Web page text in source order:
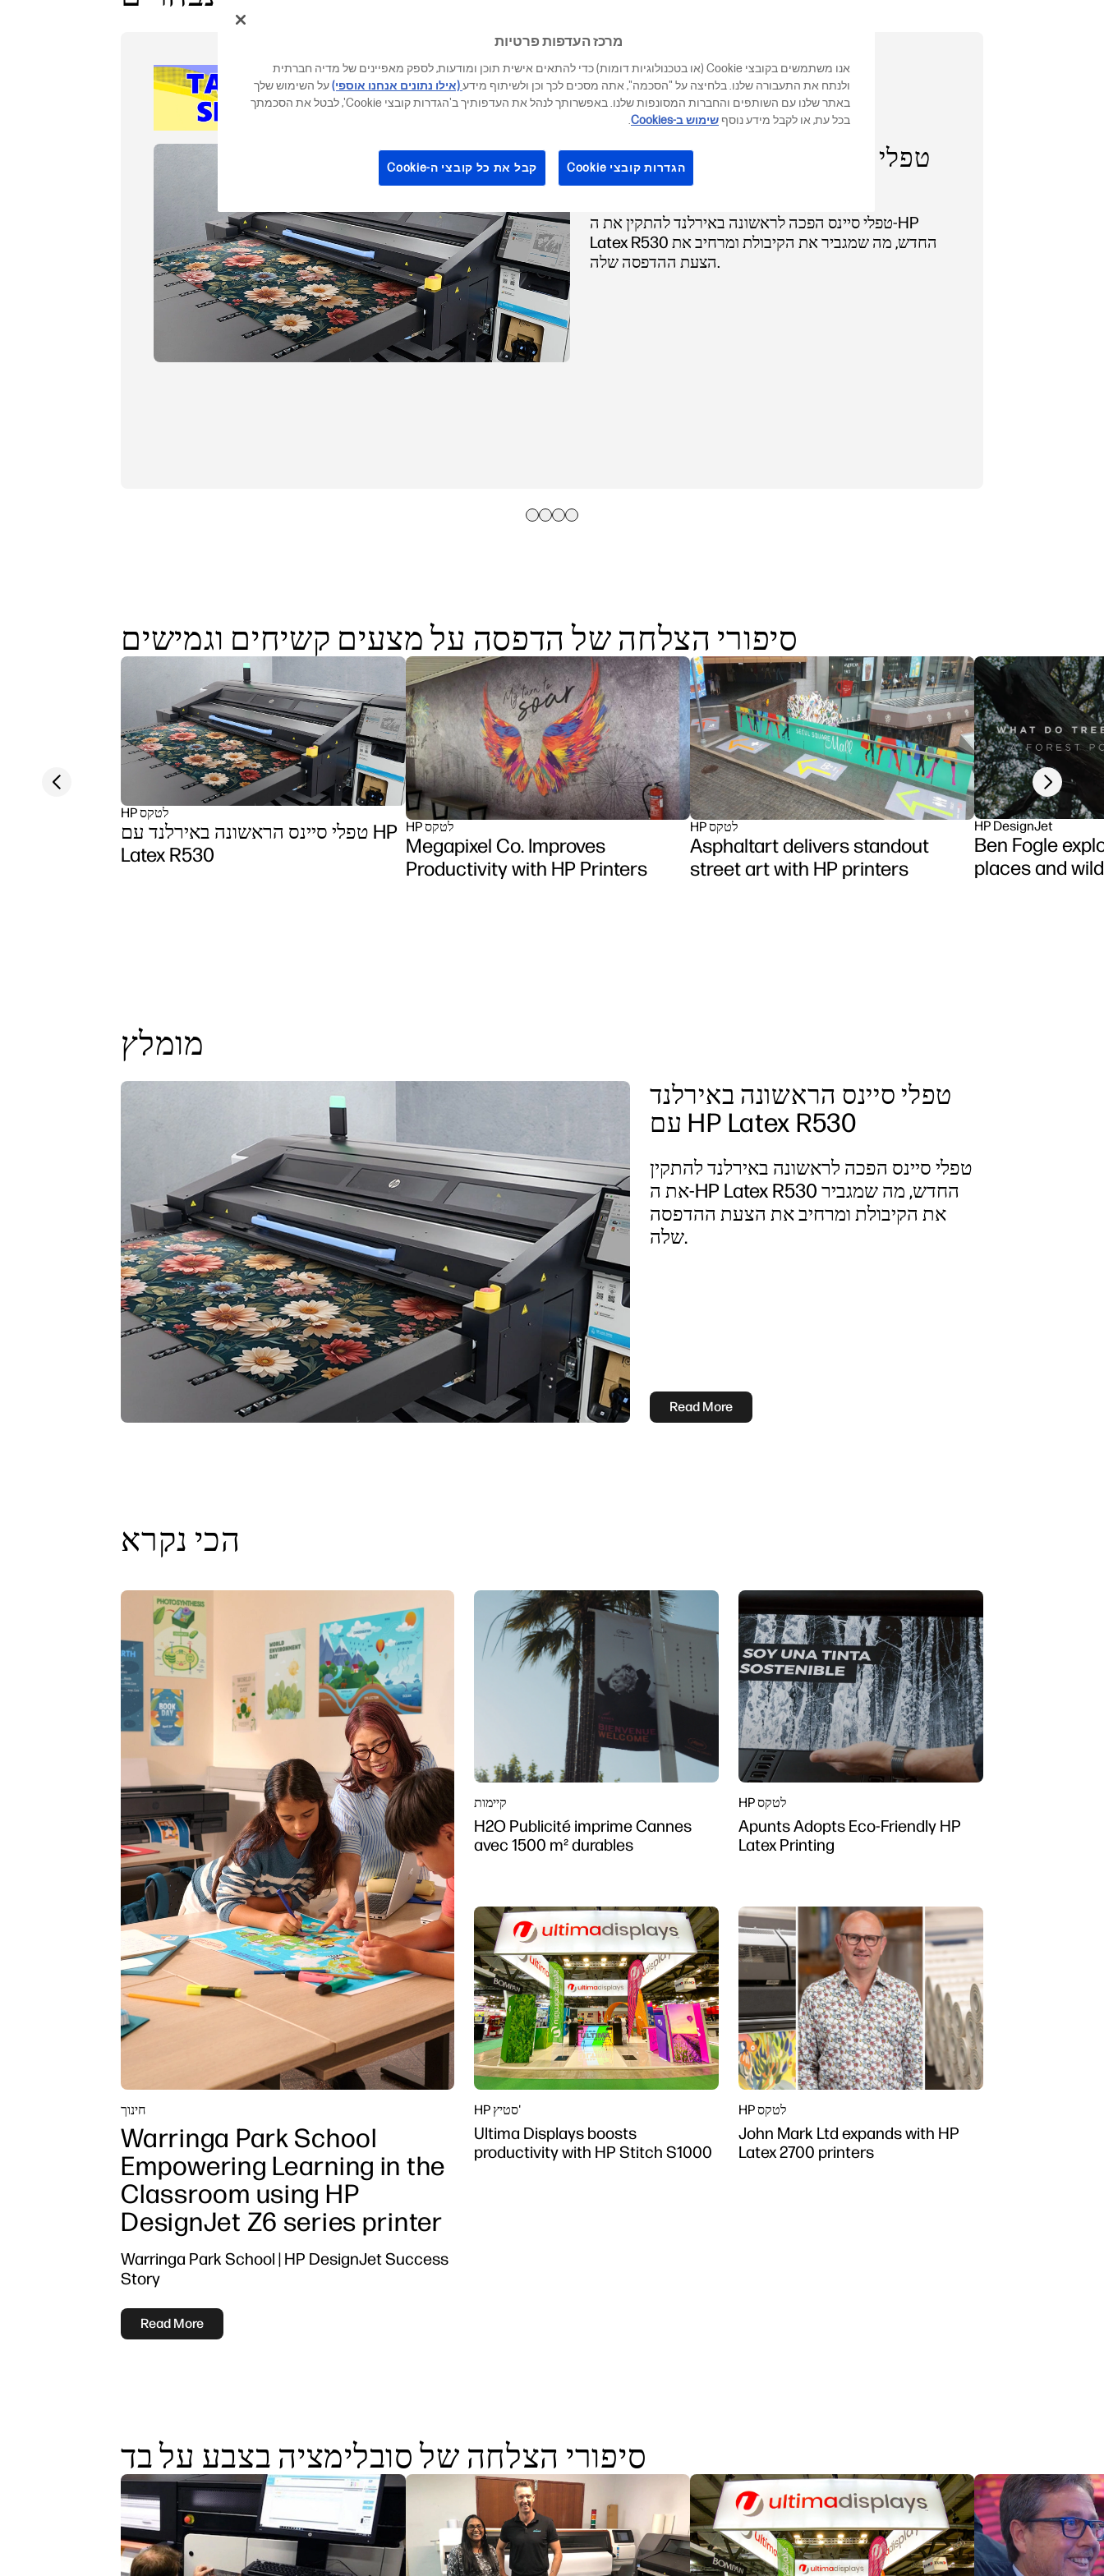
טפלי סיינס הראשונה באירלנד עם
HP Latex R530
טפלי סיינס הפכה לראשונה באירלנד להתקין את ה-HP
Latex R530 החדש, מה שמגביר את הקיבולת ומרחיב את
הצעת ההדפסה שלה.
סיפורי הצלחה של הדפסה על מצעים קשיחים וגמישים
HP לטקס
טפלי סיינס הראשונה באירלנד עם HP
Latex R530
HP לטקס
Megapixel Co. Improves
Productivity with HP Printers
HP לטקס
Asphaltart delivers standout
street art with HP printers
HP DesignJet
Ben Fogle
places and
Previous slide Next slide
מומלץ
טפלי סיינס הראשונה באירלנד
עם HP Latex R530
טפלי סיינס הפכה לראשונה באירלנד להתקין
את ה-HP Latex R530 החדש, מה שמגביר
את הקיבולת ומרחיב את הצעת ההדפסה
שלה.
Read More
הכי נקרא
חינוך
Warringa Park School
Empowering Learning in the
Classroom using HP
DesignJet Z6 series printer
Warringa Park School | HP DesignJet Success
Story
Read More
קיימות
H2O Publicité imprime Cannes
avec 1500 m² durables
HP לטקס
Apunts Adopts Eco-Friendly HP
Latex Printing
HP סטיץ'
Ultima Displays boosts
productivity with HP Stitch S1000
HP לטקס
John Mark Ltd expands with HP
Latex 2700 printers
סיפורי הצלחה של סובלימציה בצבע על בד
מרכז העדפות פרטיות
אנו משתמשים בקובצי Cookie (או בטכנולוגיות דומות) כדי להתאים אישית תוכן ומודעות, לספק מאפיינים של מדיה חברתית
ולנתח את התעבורה שלנו. בלחיצה על "הסכמה", אתה מסכים לכך וכן ולשיתוף מידע(אילו נתונים אנחנו אוספי)על השימוש שלך
באתר שלנו עם השותפים והחברות המסונפות שלנו. באפשרותך לנהל את העדפותיך ב'הגדרות קובצי Cookie', לבטל את הסכמתך
בכל עת, או לקבל מידע נוסף שימוש ב-Cookies .
הגדרות קובצי Cookie קבל את כל קובצי ה-Cookie